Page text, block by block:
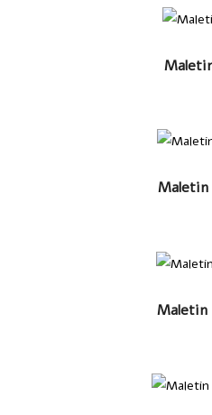
LEER
LEER
LEER
Maletin